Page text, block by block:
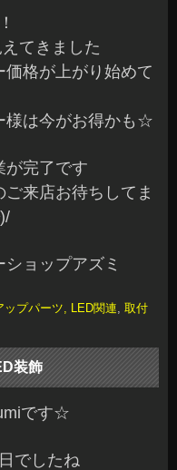
てきました
格が上がり始めて
様は今がお得かも☆
が完了です
来店お待ちしてま
ョップアズミ
ップパーツ, LED関連, 取付
装飾
です☆
でしたね